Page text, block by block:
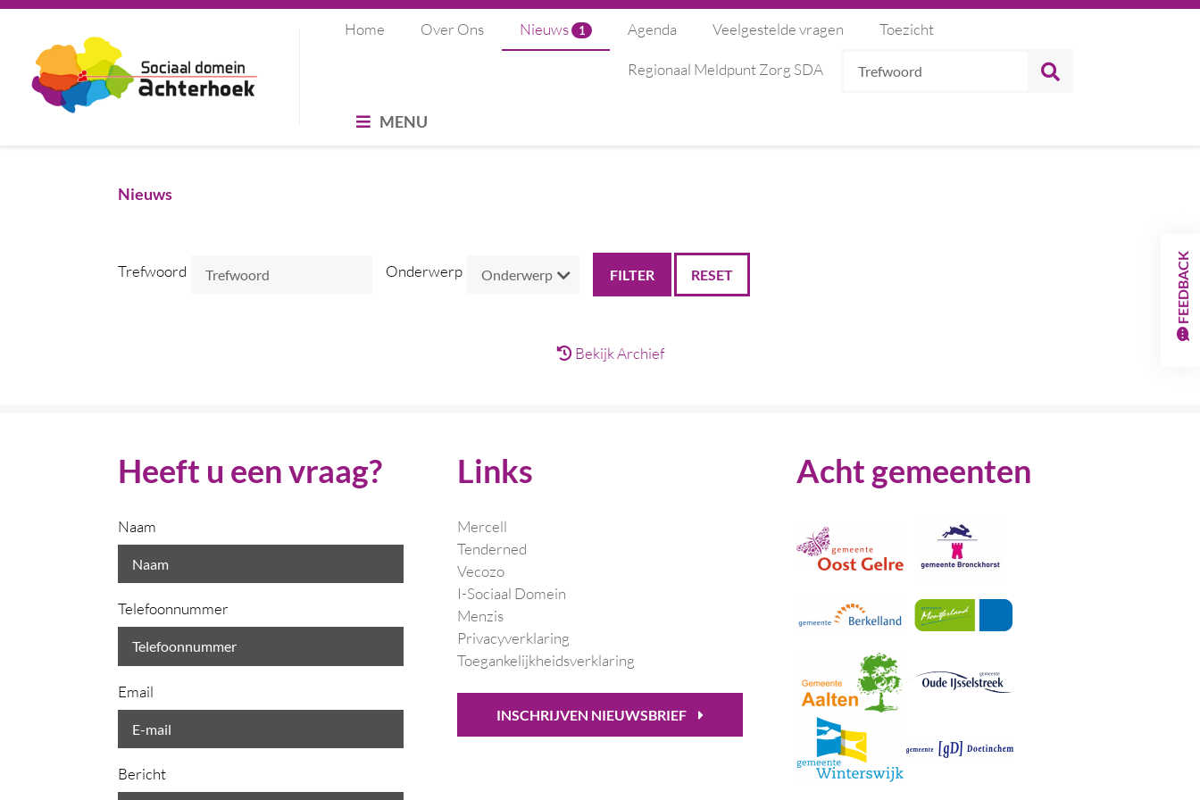
Home Over Ons Nieuws 1 Agenda Veelgestelde vragen Toezicht
Regionaal Meldpunt Zorg SDA Trefwoord
MENU
Nieuws
Trefwoord Onderwerp RESET
Bekijk Archief
Heeft u een vraag?
Naam
Telefoonnummer
Email
Bericht
Links
Mercell
Tenderned
Vecozo
I-Sociaal Domein
Menzis
Privacyverklaring
Toegankelijkheidsverklaring
INSCHRIJVEN NIEUWSBRIEF
Acht gemeenten
FEEDBACK